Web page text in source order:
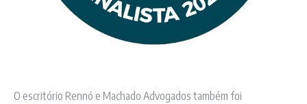
O escritório Rennó e Machado Advogados também foi